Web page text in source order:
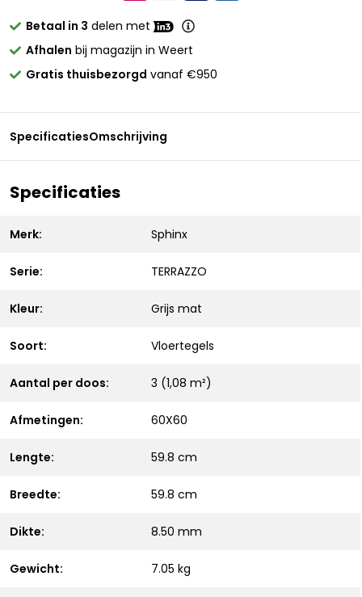
Betaal in 3 delen met
Afhalen bij magazijn in Weert
Gratis thuisbezorgd vanaf €950
SpecificatiesOmschrijving
Specificaties
Merk: Sphinx
Serie: TERRAZZO
Kleur: Grijs mat
Soort: Vloertegels
Aantal per doos: 3 (1,08 m²)
Afmetingen: 60X60
Lengte: 59.8 cm
Breedte: 59.8 cm
Dikte: 8.50 mm
Gewicht: 7.05 kg